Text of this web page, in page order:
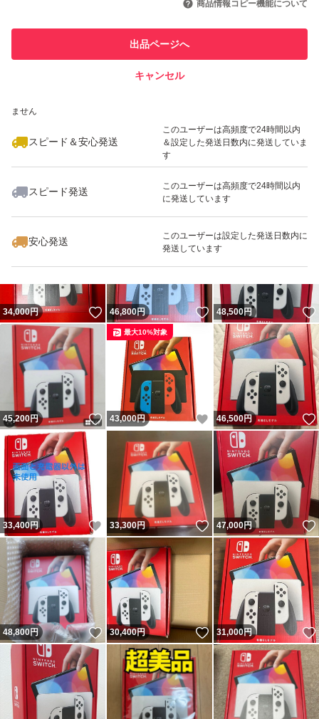
での取引実績があります
ません
スピード＆安心発送
このユーザーは高頻度で24時間以内
＆設定した発送日数内に発送していま
す
スピード発送
このユーザーは高頻度で24時間以内
に発送しています
安心発送
このユーザーは設定した発送日数内に
発送しています
商品情報コピー機能について
出品ページへ
キャンセル
いいね！
35,000
34,000円 いいね！
46,800円 いいね！
48,500円
45,200円 いいね！
43,000円 いいね！
最大10%対象
46,500円
33,400円 いいね！
33,300円 いいね！
47,000円
48,800円 いいね！
30,400円 いいね！
31,000円